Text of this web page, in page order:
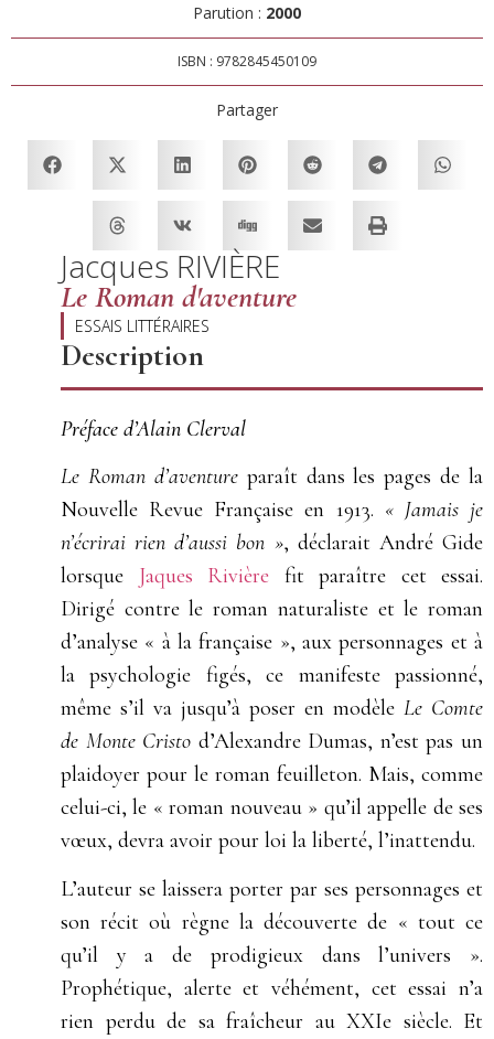
Parution : 2000
ISBN : 9782845450109
Partager
Jacques RIVIÈRE
Le Roman d'aventure
ESSAIS LITTÉRAIRES
Description
Préface d’Alain Clerval
Le Roman d’aventure paraît dans les pages de la
Nouvelle Revue Française en 1913. « Jamais je
n’écrirai rien d’aussi bon », déclarait André Gide
lorsque Jaques Rivière fit paraître cet essai.
Dirigé contre le roman naturaliste et le roman
d’analyse « à la française », aux personnages et à
la psychologie figés, ce manifeste passionné,
même s’il va jusqu’à poser en modèle Le Comte
de Monte Cristo d’Alexandre Dumas, n’est pas un
plaidoyer pour le roman feuilleton. Mais, comme
celui-ci, le « roman nouveau » qu’il appelle de ses
vœux, devra avoir pour loi la liberté, l’inattendu.
L’auteur se laissera porter par ses personnages et
son récit où règne la découverte de « tout ce
qu’il y a de prodigieux dans l’univers ».
Prophétique, alerte et véhément, cet essai n’a
rien perdu de sa fraîcheur au XXIe siècle. Et